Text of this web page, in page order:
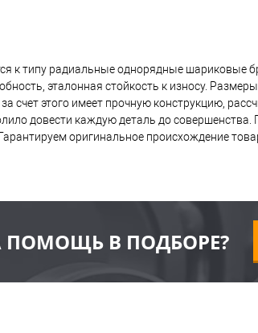
к типу радиальные однорядные шариковые
эталонная стойкость к износу.
счет этого имеет прочную конструкцию,
довести каждую деталь до
оригинальное происхождение
В ПОДБОРЕ?